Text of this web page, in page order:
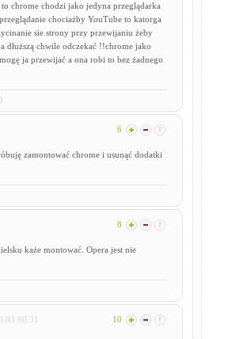
chrome chodzi jako jedyna przeglądarka
chociażby YouTube to katorga
sie strony przy przewijaniu żeby
dłuższą chwile odczekać !!chrome jako
ja przewijać a ona robi to bez żadnego
6
zamontować chrome i usunąć dodatki
8
każe montować. Opera jest nie
00:31 10